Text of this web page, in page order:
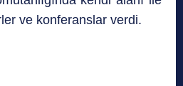
ve konferanslar verdi.